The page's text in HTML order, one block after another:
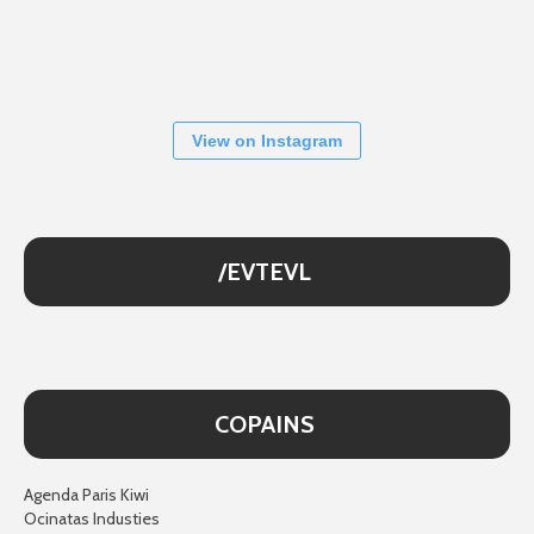
View on Instagram
/EVTEVL
COPAINS
Agenda Paris Kiwi
Ocinatas Industies